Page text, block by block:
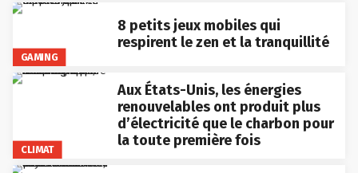
GAMING
8 petits jeux mobiles qui
respirent le zen et la tranquillité
CLIMAT
Aux États-Unis, les énergies
renouvelables ont produit plus
d’électricité que le charbon pour
la toute première fois